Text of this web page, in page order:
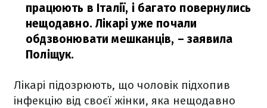
працюють в Італії, і багато повернулись
нещодавно. Лікарі уже почали
обдзвонювати мешканців, – заявила
Поліщук.
Лікарі підозрюють, що чоловік підхопив
інфекцію від своєї жінки, яка нещодавно